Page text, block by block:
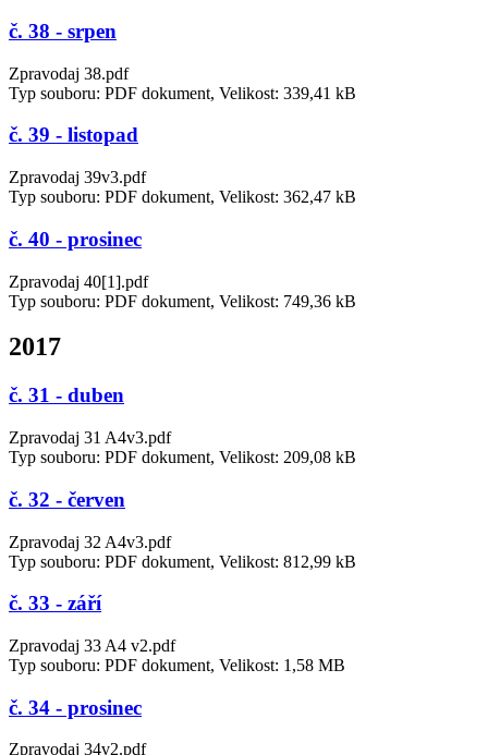
č. 38 - srpen
Zpravodaj 38.pdf
Typ souboru: PDF dokument, Velikost: 339,41 kB
č. 39 - listopad
Zpravodaj 39v3.pdf
Typ souboru: PDF dokument, Velikost: 362,47 kB
č. 40 - prosinec
Zpravodaj 40[1].pdf
Typ souboru: PDF dokument, Velikost: 749,36 kB
2017
č. 31 - duben
Zpravodaj 31 A4v3.pdf
Typ souboru: PDF dokument, Velikost: 209,08 kB
č. 32 - červen
Zpravodaj 32 A4v3.pdf
Typ souboru: PDF dokument, Velikost: 812,99 kB
č. 33 - září
Zpravodaj 33 A4 v2.pdf
Typ souboru: PDF dokument, Velikost: 1,58 MB
č. 34 - prosinec
Zpravodaj 34v2.pdf